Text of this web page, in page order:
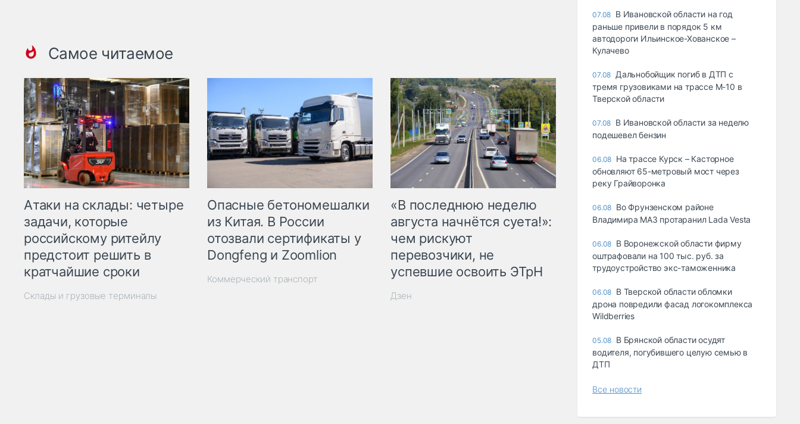
Самое читаемое
Атаки на склады: четыре
задачи, которые
российскому ритейлу
предстоит решить в
кратчайшие сроки
Склады и грузовые терминалы
Опасные бетономешалки
из Китая. В России
отозвали сертификаты у
Dongfeng и Zoomlion
Коммерческий транспорт
«В последнюю неделю
августа начнётся суета!»:
чем рискуют
перевозчики, не
успевшие освоить ЭТрН
Дзен
07.08 В Ивановской области на год
раньше привели в порядок 5 км
автодороги Ильинское-Хованское –
Кулачево
07.08 Дальнобойщик погиб в ДТП с
тремя грузовиками на трассе М-10 в
Тверской области
07.08 В Ивановской области за неделю
подешевел бензин
06.08 На трассе Курск – Касторное
обновляют 65-метровый мост через
реку Грайворонка
06.08 Во Фрунзенском районе
Владимира МАЗ протаранил Lada Vesta
06.08 В Воронежской области фирму
оштрафовали на 100 тыс. руб. за
трудоустройство экс-таможенника
06.08 В Тверской области обломки
дрона повредили фасад логокомплекса
Wildberries
05.08 В Брянской области осудят
водителя, погубившего целую семью в
ДТП
Все новости